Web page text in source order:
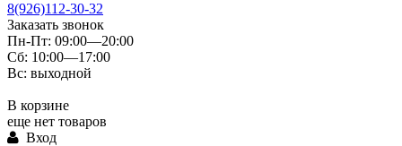
8(926)112-30-32
Заказать звонок
Пн-Пт: 09:00—20:00
Сб: 10:00—17:00
Вс: выходной
В корзине
еще нет товаров
Вход